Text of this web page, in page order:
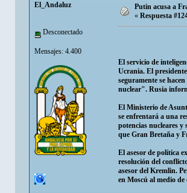
El_Andaluz
Desconectado
Mensajes: 4.400
Putin acusa a
«Respuesta
El servicio de
Ucrania. El
seguramente se
nuclear". Rusia
El Ministerio de
se enfrentará a una
potencias nucleares y
que Gran Bretaña y
El asesor de política
resolución del
asesor del Kremlin.
en Moscú al medio